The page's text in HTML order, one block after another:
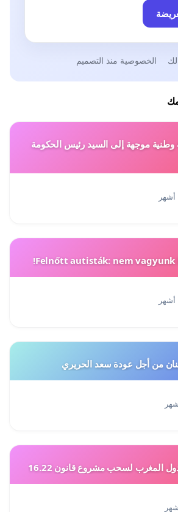
لك الخصوصية منذ التصميم
موجهة إلى السيد رئيس الحكومة
Felnőtt autisták: nem
من أجل عودة سعد الحريري
المغرب لسحب مشروع قانون 16.22